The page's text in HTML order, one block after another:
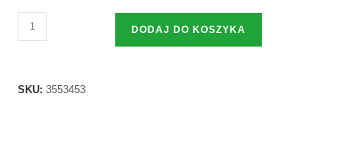
DODAJ DO KOSZYKA
SKU:3553453